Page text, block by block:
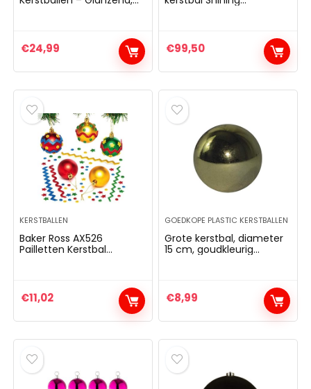
€24,99
kleuren,
afstandsbediening,
vloerlamp & tafellamp)
€99,50
KERSTBALLEN
Baker Ross AX526
Pailletten Kerstbal
Voor Creatieve Kunst En
Knutselspullen, Om Te
Maken En Te Versieren.
€11,02
GOEDKOPE PLASTIC KERSTBALLEN
Grote kerstbal, diameter
15 cm, goudkleurig
€8,99